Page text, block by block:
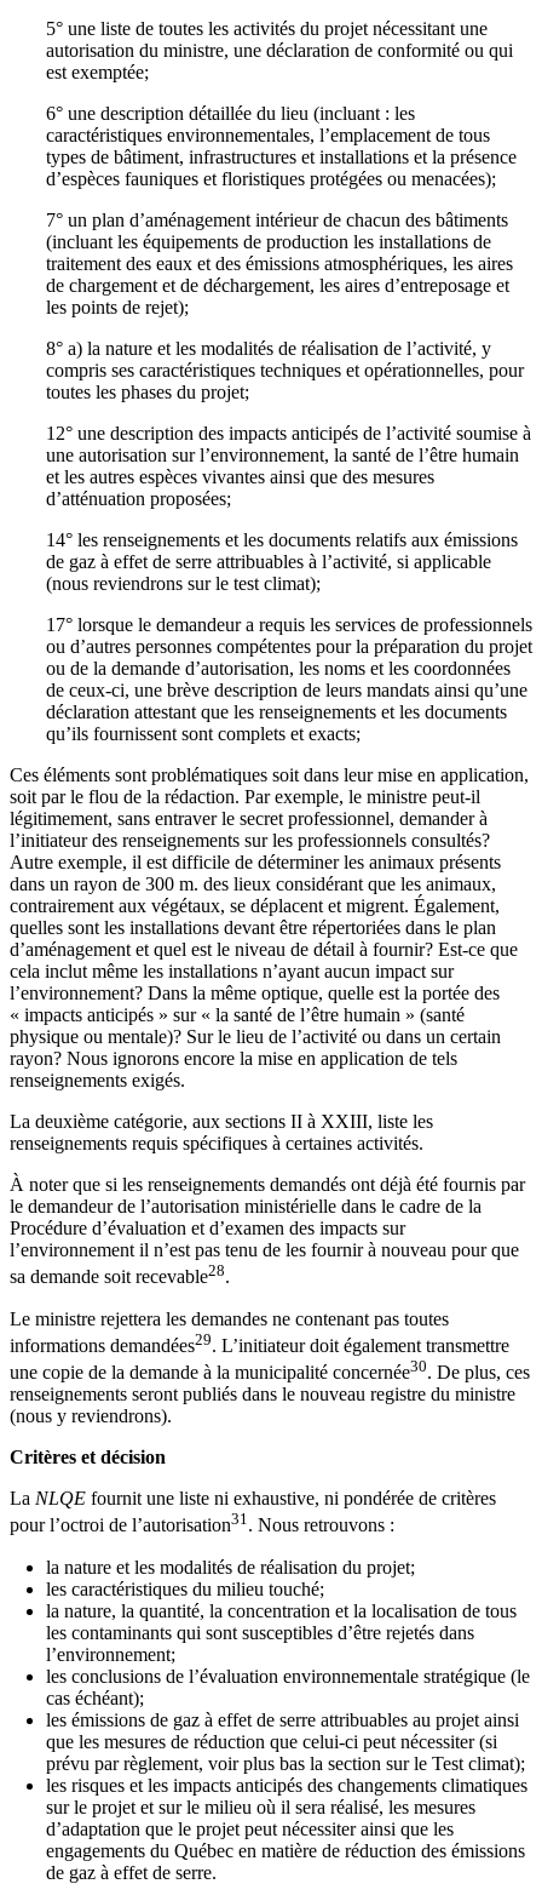
5° une liste de toutes les activités du projet nécessitant une
autorisation du ministre, une déclaration de conformité ou qui
est exemptée;
6° une description détaillée du lieu (incluant : les
caractéristiques environnementales, l’emplacement de tous
types de bâtiment, infrastructures et installations et la présence
d’espèces fauniques et floristiques protégées ou menacées);
7° un plan d’aménagement intérieur de chacun des bâtiments
(incluant les équipements de production les installations de
traitement des eaux et des émissions atmosphériques, les aires
de chargement et de déchargement, les aires d’entreposage et
les points de rejet);
8° a) la nature et les modalités de réalisation de l’activité, y
compris ses caractéristiques techniques et opérationnelles, pour
toutes les phases du projet;
12° une description des impacts anticipés de l’activité soumise à
une autorisation sur l’environnement, la santé de l’être humain
et les autres espèces vivantes ainsi que des mesures
d’atténuation proposées;
14° les renseignements et les documents relatifs aux émissions
de gaz à effet de serre attribuables à l’activité, si applicable
(nous reviendrons sur le test climat);
17° lorsque le demandeur a requis les services de professionnels
ou d’autres personnes compétentes pour la préparation du projet
ou de la demande d’autorisation, les noms et les coordonnées
de ceux-ci, une brève description de leurs mandats ainsi qu’une
déclaration attestant que les renseignements et les documents
qu’ils fournissent sont complets et exacts;
Ces éléments sont problématiques soit dans leur mise en application,
soit par le flou de la rédaction. Par exemple, le ministre peut-il
légitimement, sans entraver le secret professionnel, demander à
l’initiateur des renseignements sur les professionnels consultés?
Autre exemple, il est difficile de déterminer les animaux présents
dans un rayon de 300 m. des lieux considérant que les animaux,
contrairement aux végétaux, se déplacent et migrent. Également,
quelles sont les installations devant être répertoriées dans le plan
d’aménagement et quel est le niveau de détail à fournir? Est-ce que
cela inclut même les installations n’ayant aucun impact sur
l’environnement? Dans la même optique, quelle est la portée des
« impacts anticipés » sur « la santé de l’être humain » (santé
physique ou mentale)? Sur le lieu de l’activité ou dans un certain
rayon? Nous ignorons encore la mise en application de tels
renseignements exigés.
La deuxième catégorie, aux sections II à XXIII, liste les
renseignements requis spécifiques à certaines activités.
À noter que si les renseignements demandés ont déjà été fournis par
le demandeur de l’autorisation ministérielle dans le cadre de la
Procédure d’évaluation et d’examen des impacts sur
l’environnement il n’est pas tenu de les fournir à nouveau pour que
sa demande soit recevable28.
Le ministre rejettera les demandes ne contenant pas toutes
informations demandées29. L’initiateur doit également transmettre
une copie de la demande à la municipalité concernée30. De plus, ces
renseignements seront publiés dans le nouveau registre du ministre
(nous y reviendrons).
Critères et décision
La NLQE fournit une liste ni exhaustive, ni pondérée de critères
pour l’octroi de l’autorisation31. Nous retrouvons :
la nature et les modalités de réalisation du projet;
les caractéristiques du milieu touché;
la nature, la quantité, la concentration et la localisation de tous
les contaminants qui sont susceptibles d’être rejetés dans
l’environnement;
les conclusions de l’évaluation environnementale stratégique (le
cas échéant);
les émissions de gaz à effet de serre attribuables au projet ainsi
que les mesures de réduction que celui-ci peut nécessiter (si
prévu par règlement, voir plus bas la section sur le Test climat);
les risques et les impacts anticipés des changements climatiques
sur le projet et sur le milieu où il sera réalisé, les mesures
d’adaptation que le projet peut nécessiter ainsi que les
engagements du Québec en matière de réduction des émissions
de gaz à effet de serre.